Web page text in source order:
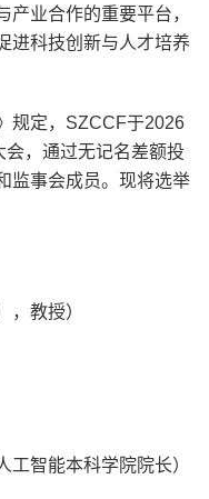
业合作的重要平台，
进科技创新与人才培养
规定，SZCCF于2026
，通过无记名差额投
监事会成员。现将选举
，教授）
智能本科学院院长）